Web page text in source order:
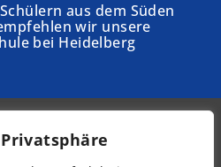
aus dem Süden
wir unsere
bei Heidelberg
Torgelow